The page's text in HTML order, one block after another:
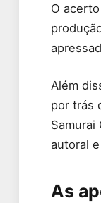
O
Além
por trás
Samurai
autoral
As